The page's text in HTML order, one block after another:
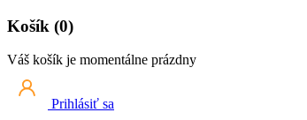
Košík (0)
Váš košík je momentálne prázdny
Prihlásiť sa